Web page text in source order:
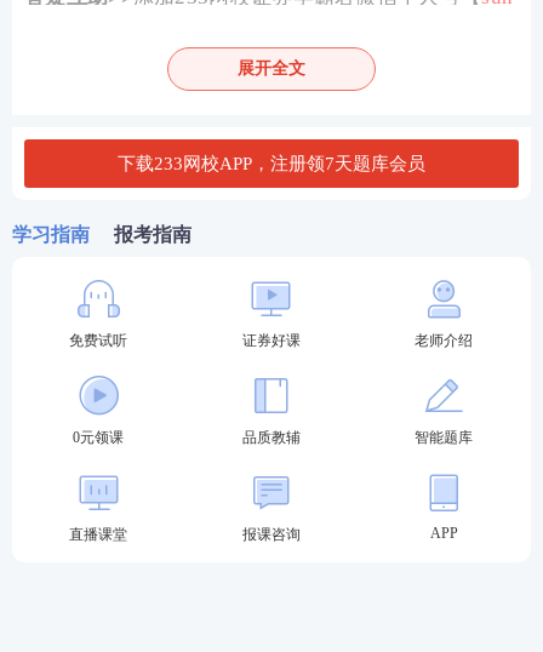
进步相约拿证！
展开全文
下载233网校APP，注册领7天题库会员
学习指南 报考指南
免费试听 证券好课 老师介绍
0元领课 品质教辅 智能题库
直播课堂 报课咨询 APP